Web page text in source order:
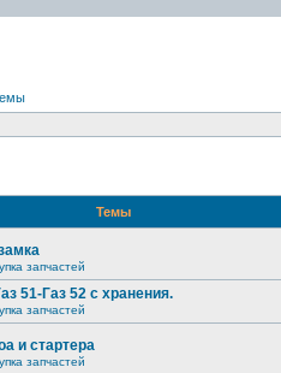
Темы
запчастей
51-Газ 52 с хранения.
запчастей
и стартера
запчастей